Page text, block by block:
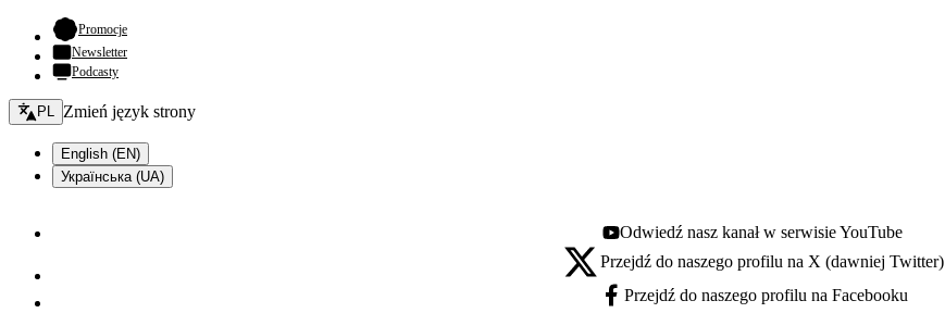
Promocje- otwiera się w nowej karcie
Newsletter
Podcasty
Zmień język - bieżący:
PL Zmień język strony
English (EN)
Українська (UA)
Youtube - otwiera się w nowej karcie
Odwiedź nasz kanał w serwisie YouTube
X - otwiera się w nowej karcie
Przejdź do naszego profilu na X (dawniej Twitter)
Facebook - otwiera się w nowej karcie
Przejdź do naszego profilu na Facebooku